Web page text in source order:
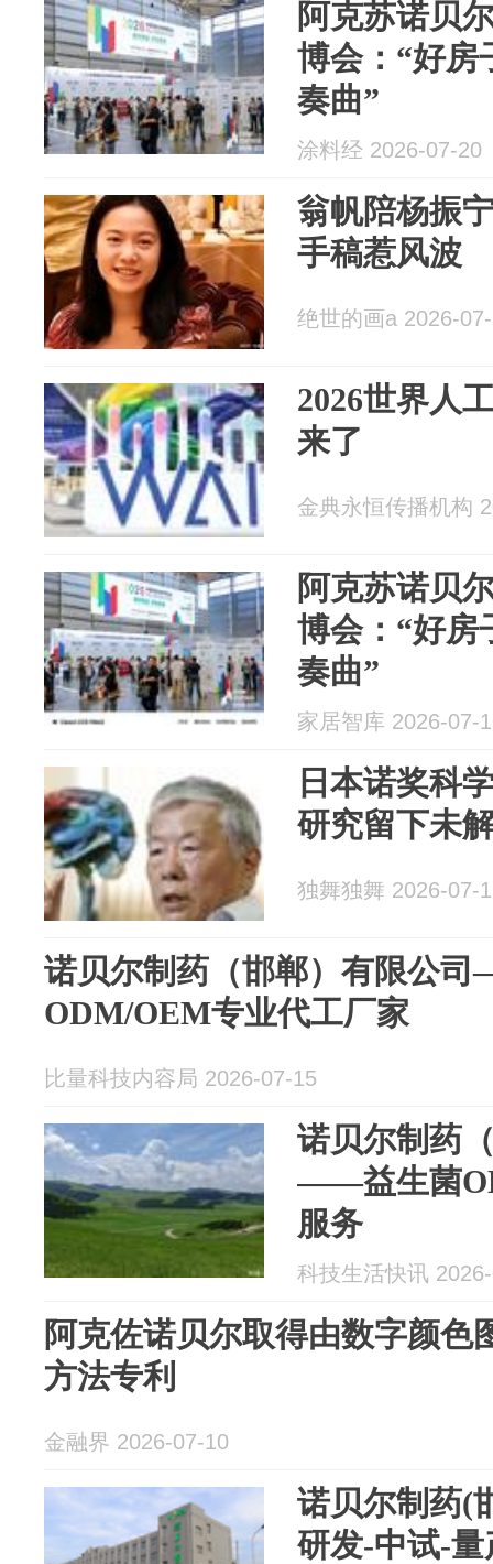
阿克苏诺贝
博会：“好房
奏曲”
涂料经 2026-07-20
翁帆陪杨振
手稿惹风波
绝世的画a 2026-
2026世界人
来了
金典永恒传播机构
阿克苏诺贝
博会：“好房
奏曲”
家居智库 2026-07-
日本诺奖科
研究留下未
独舞独舞 2026-07-
诺贝尔制药（邯郸）有限公
ODM/OEM专业代工厂家
比量科技内容局 2026-07-15
诺贝尔制药
——益生菌
服务
科技生活快讯
阿克佐诺贝尔取得由数字颜色
方法专利
金融界 2026-07-10
诺贝尔制药(
研发-中试-